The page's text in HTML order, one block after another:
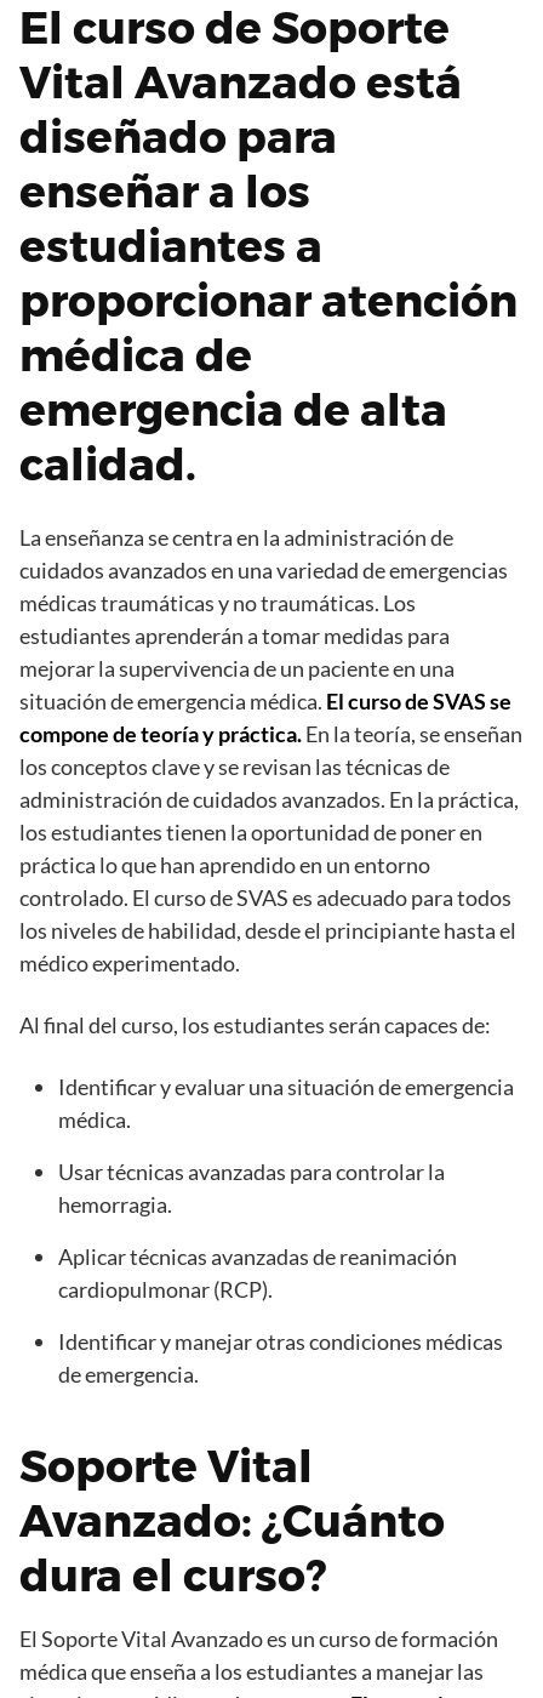
El curso de Soporte
Vital Avanzado está
diseñado para
enseñar a los
estudiantes a
proporcionar atención
médica de
emergencia de alta
calidad.
La enseñanza se centra en la administración de
cuidados avanzados en una variedad de emergencias
médicas traumáticas y no traumáticas. Los
estudiantes aprenderán a tomar medidas para
mejorar la supervivencia de un paciente en una
situación de emergencia médica. El curso de SVAS se
compone de teoría y práctica.En la teoría, se enseñan
los conceptos clave y se revisan las técnicas de
administración de cuidados avanzados. En la práctica,
los estudiantes tienen la oportunidad de poner en
práctica lo que han aprendido en un entorno
controlado. El curso de SVAS es adecuado para todos
los niveles de habilidad, desde el principiante hasta el
médico experimentado.
Al final del curso, los estudiantes serán capaces de:
Identificar y evaluar una situación de emergencia
médica.
Usar técnicas avanzadas para controlar la
hemorragia.
Aplicar técnicas avanzadas de reanimación
cardiopulmonar (RCP).
Identificar y manejar otras condiciones médicas
de emergencia.
Soporte Vital
Avanzado: ¿Cuánto
dura el curso?
El Soporte Vital Avanzado es un curso de formación
médica que enseña a los estudiantes a manejar las